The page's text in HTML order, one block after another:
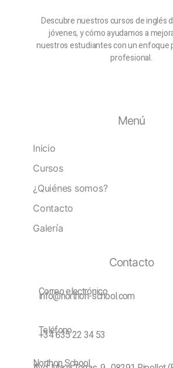
Descubre nuestros cursos de inglés
jóvenes, y cómo ayudamos a
nuestros estudiantes con un enfoque
profesional.
Menú
Inicio
Cursos
¿Quiénes somos?
Contacto
Galería
Contacto
Correo electrónico
info@northon-school.com
Teléfono
+34 635 22 34 53
Northon School